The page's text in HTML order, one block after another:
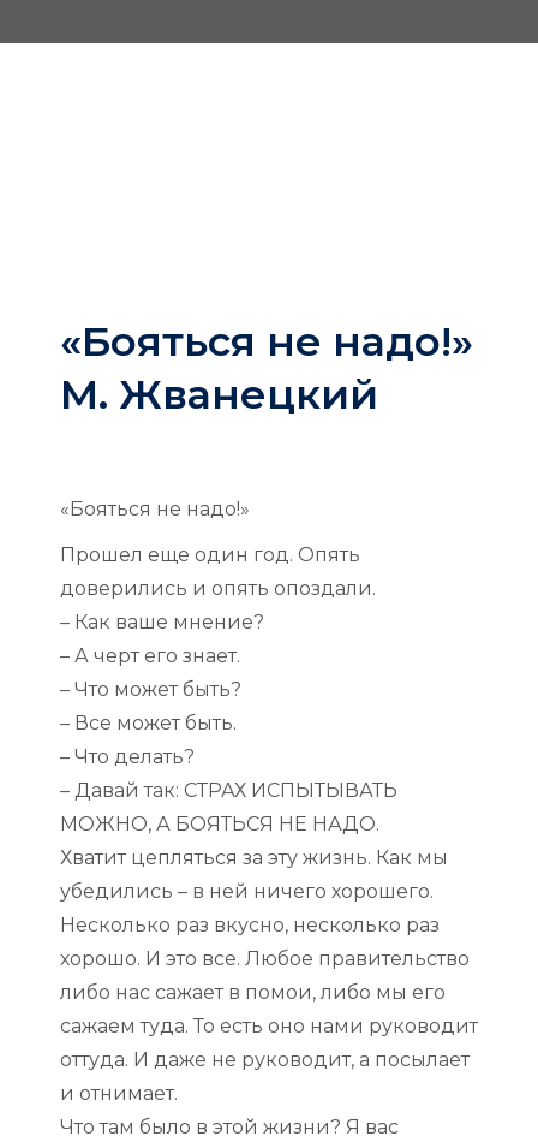
«Бояться не надо!»
М. Жванецкий
«Бояться не надо!»
Прошел еще один год. Опять
доверились и опять опоздали.
– Как ваше мнение?
– А черт его знает.
– Что может быть?
– Все может быть.
– Что делать?
– Давай так: СТРАХ ИСПЫТЫВАТЬ
МОЖНО, А БОЯТЬСЯ НЕ НАДО.
Хватит цепляться за эту жизнь. Как мы
убедились – в ней ничего хорошего.
Несколько раз вкусно, несколько раз
хорошо. И это все. Любое правительство
либо нас сажает в помои, либо мы его
сажаем туда. То есть оно нами руководит
оттуда. И даже не руководит, а посылает
и отнимает.
Что там было в этой жизни? Я вас